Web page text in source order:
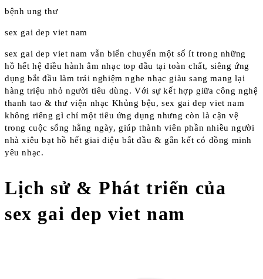
bệnh ung thư
sex gai dep viet nam
sex gai dep viet nam vẫn biến chuyển một số ít trong những
hồ hết hệ điều hành âm nhạc top đầu tại toàn chất, siêng ứng
dụng bắt đầu làm trải nghiệm nghe nhạc giàu sang mang lại
hàng triệu nhỏ người tiêu dùng. Với sự kết hợp giữa công nghệ
thanh tao & thư viện nhạc Khủng bệu, sex gai dep viet nam
không riêng gì chỉ một tiêu ứng dụng nhưng còn là cận vệ
trong cuộc sống hằng ngày, giúp thành viên phần nhiều người
nhà xiêu bạt hồ hết giai điệu bắt đầu & gắn kết có đồng minh
yêu nhạc.
Lịch sử & Phát triển của
sex gai dep viet nam